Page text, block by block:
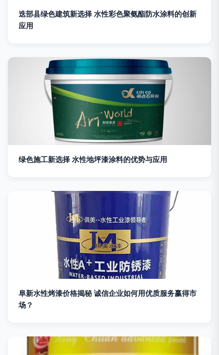
迭部县绿色建筑新选择 水性彩色聚氨酯防水涂料的创新
应用
绿色施工新选择 水性地坪漆涂料的优势与应用
阜新水性烤漆价格揭秘 诚信企业如何用优质服务赢得市
场？